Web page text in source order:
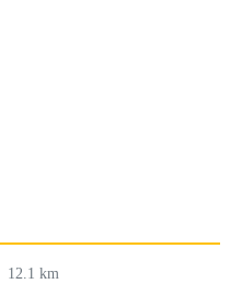
12.1 km